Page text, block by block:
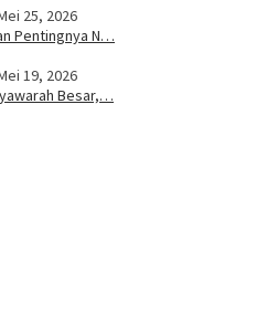
25, 2026
Pentingnya N…
19, 2026
Besar,…